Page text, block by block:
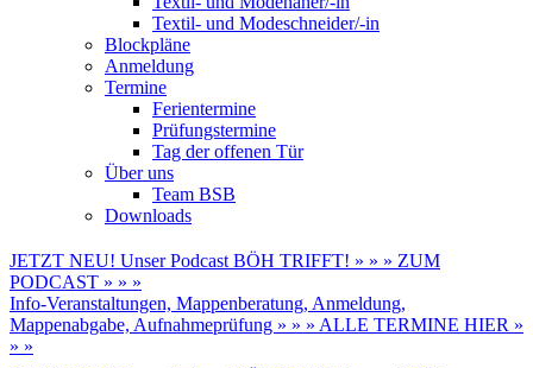
Textil- und Modeschneider/-in
Blockpläne
Anmeldung
Termine
Ferientermine
Prüfungstermine
Tag der offenen Tür
Über uns
Team BSB
Downloads
JETZT NEU! Unser Podcast BÖH TRIFFT! » » » ZUM
PODCAST » » »
Info-Veranstaltungen, Mappenberatung, Anmeldung,
Mappenabgabe, Aufnahmeprüfung » » » ALLE TERMINE HIER »
» »